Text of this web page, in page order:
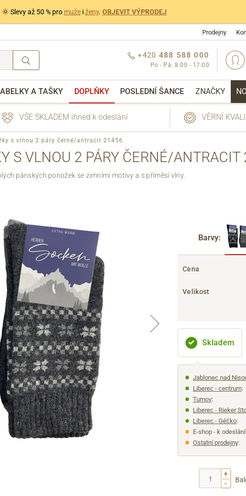
🌞 Slevy až 50 % pro mužeiženy. OBJEVIT VÝPRODEJ
Prodejny
+420 488 588 000
Po - Pá: 8:00 - 17:00
A TAŠKY DOPLŇKY POSLEDNÍ ŠANCE ZNAČKY
Přes Seznam
Přes Google
VŠE SKLADEM ihned k odeslání VĚRNÍ
s vlnou 2 páry černé/antracit 21456
S VLNOU 2 PÁRY ČERNÉ/ANTRACIT
pánských ponožek se zimními motivy a s příměsí vlny.
Barvy:
Cena
Velikost
Skladem
Jablonec nad
Liberec - centrum:
Turnov:
Liberec - Rieker
Liberec - Géčko:
E-shop - k
Ostatní prodejny:
+
-